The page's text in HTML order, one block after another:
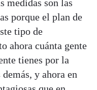
medidas son las
porque el plan de
tipo de
ahora cuánta gente
tienes por la
y ahora en